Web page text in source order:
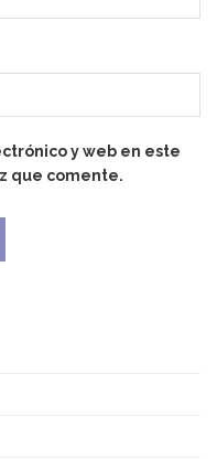
y web en este
que comente.